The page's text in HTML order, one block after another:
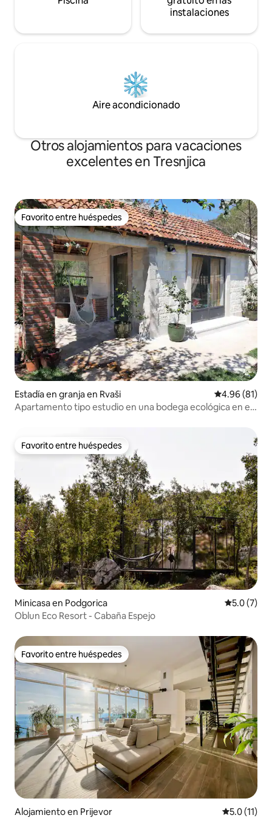
instalaciones
Aire acondicionado
Otros alojamientos para vacaciones
excelentes en Tresnjica
Favorito entre huéspedes
Favorito entre huéspedes
Estadía en granja en Rvaši Calificación
4.96 (81)
Apartamento tipo estudio en una bodega ecológica en el
Favorito entre huéspedes
Favorito entre huéspedes
Minicasa en Podgorica
5.0 (7)
Oblun Eco Resort - Cabaña Espejo
Favorito entre huéspedes
Favorito entre huéspedes
Alojamiento en Prijevor Calificación
5.0 (11)